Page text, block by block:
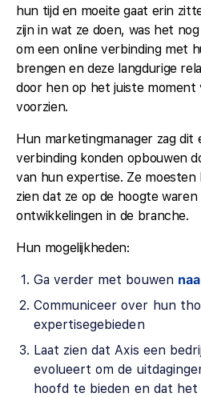
hun tijd en moeite gaat erin
zijn in wat ze doen, was het
om een online verbinding met
brengen en deze langdurige
door hen op het juiste moment
voorzien.
Hun marketingmanager zag dit
verbinding konden opbouwen
van hun expertise. Ze
zien dat ze op de hoogte
ontwikkelingen in de branche.
Hun mogelijkheden:
Ga verder met bouwen
Communiceer over hun
expertisegebieden
Laat zien dat Axis een
evolueert om de
hoofd te bieden en dat